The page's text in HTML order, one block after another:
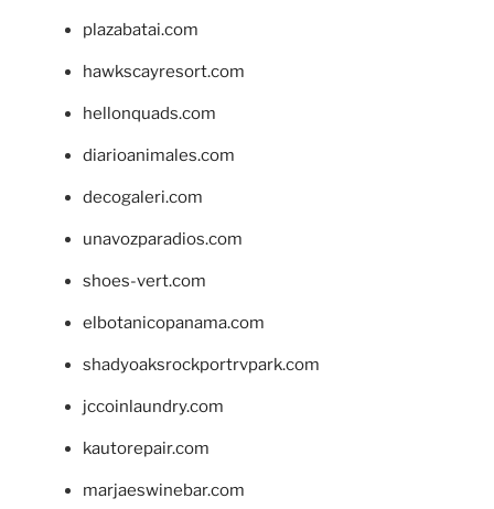
plazabatai.com
hawkscayresort.com
hellonquads.com
diarioanimales.com
decogaleri.com
unavozparadios.com
shoes-vert.com
elbotanicopanama.com
shadyoaksrockportrvpark.com
jccoinlaundry.com
kautorepair.com
marjaeswinebar.com